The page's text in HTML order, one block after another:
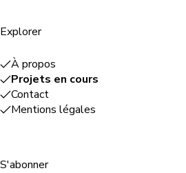
Explorer
À propos
Projets en cours
Contact
Mentions légales
S'abonner